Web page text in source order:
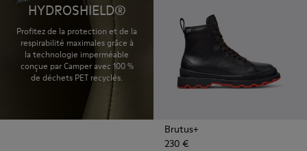
HYDROSHIELD®
Profitez de la protection et de la
respirabilité maximales grâce à
la technologie imperméable
conçue par Camper avec 100 %
de déchets PET recyclés.
Brutus+
230 €